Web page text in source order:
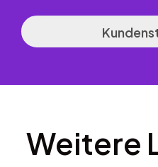
Weitere